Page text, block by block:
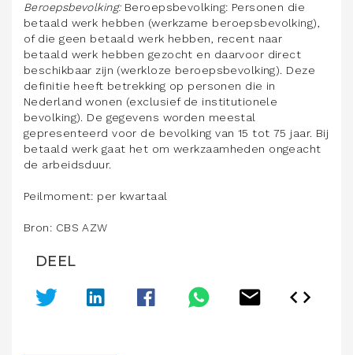
Beroepsbevolking: Beroepsbevolking: Personen die
betaald werk hebben (werkzame beroepsbevolking),
of die geen betaald werk hebben, recent naar
betaald werk hebben gezocht en daarvoor direct
beschikbaar zijn (werkloze beroepsbevolking). Deze
definitie heeft betrekking op personen die in
Nederland wonen (exclusief de institutionele
bevolking). De gegevens worden meestal
gepresenteerd voor de bevolking van 15 tot 75 jaar. Bij
betaald werk gaat het om werkzaamheden ongeacht
de arbeidsduur.
Peilmoment: per kwartaal
Bron: CBS AZW
DEEL